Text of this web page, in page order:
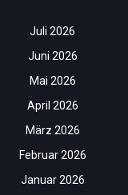
Juli 2026
Juni 2026
Mai 2026
April 2026
März 2026
Februar 2026
Januar 2026